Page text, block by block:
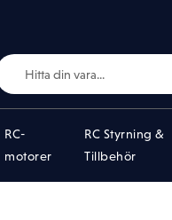
RC-
motorer
RC Styrning &
Tillbehör